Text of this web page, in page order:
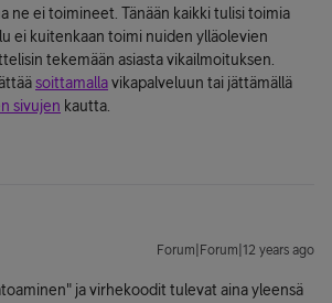
ne ei toimineet. Tänään kaikki tulisi toimia
ei kuitenkaan toimi nuiden ylläolevien
tekemään asiasta vikailmoituksen.
soittamallavikapalveluun tai jättämällä
sivujen kautta.
Forum|Forum|12 years ago
ja virhekoodit tulevat aina yleensä